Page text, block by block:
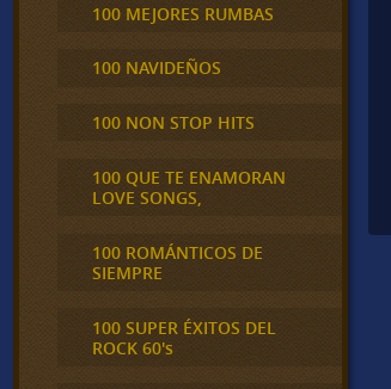
100 MEJORES RUMBAS
100 NAVIDEÑOS
100 NON STOP HITS
100 QUE TE ENAMORAN
LOVE SONGS,
100 ROMÁNTICOS DE
SIEMPRE
100 SUPER ÉXITOS DEL
ROCK 60's